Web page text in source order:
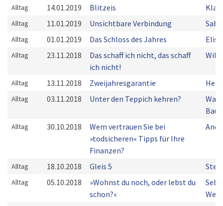
Alltag 14.01.2019 Blitzeis
Alltag 11.01.2019 Unsichtbare Verbindung
Alltag 01.01.2019 Das Schloss des Jahres
Alltag 23.11.2018
Das schaff ich nicht, das schaff
ich nicht!
Alltag 13.11.2018 Zweijahresgarantie
Alltag 03.11.2018 Unter den Teppich kehren?
Alltag 30.10.2018
Wem vertrauen Sie bei
»todsicheren« Tipps für Ihre
Finanzen?
Alltag 18.10.2018 Gleis 5
Alltag 05.10.2018
»Wohnst du noch, oder lebst du
schon?«